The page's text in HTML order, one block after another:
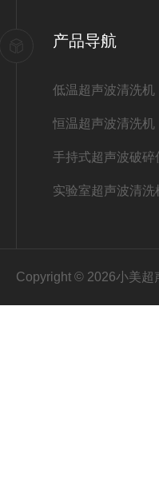
产品导航
低温超声波清洗机
恒温超声波清洗机
手持式超声波破碎
实验室超声波清洗
Copyright © 2026小美